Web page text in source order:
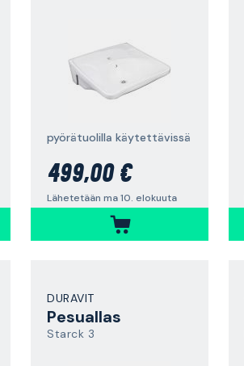
pyörätuolilla käytettävissä
499,00 €
Lähetetään ma 10. elokuuta
DURAVIT
Pesuallas
Starck 3